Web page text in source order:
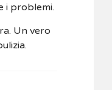
i problemi.
Un vero